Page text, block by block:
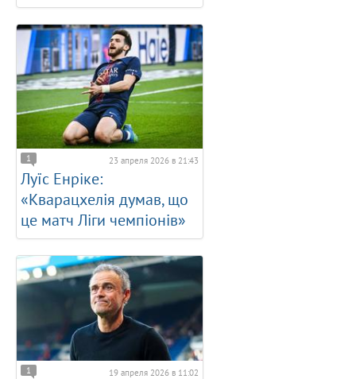
1 23 апреля 2026 в 21:43
Луїс Енріке:
«Кварацхелія думав, що
це матч Ліги чемпіонів»
1 19 апреля 2026 в 11:02